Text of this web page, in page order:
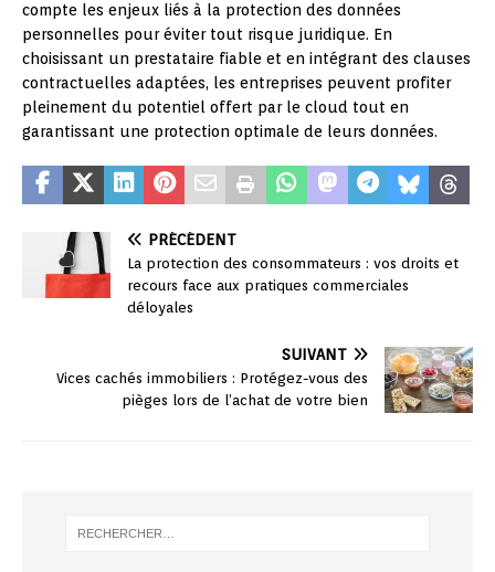
compte les enjeux liés à la protection des données
personnelles pour éviter tout risque juridique. En
choisissant un prestataire fiable et en intégrant des clauses
contractuelles adaptées, les entreprises peuvent profiter
pleinement du potentiel offert par le cloud tout en
garantissant une protection optimale de leurs données.
PRÉCÉDENT
La protection des consommateurs : vos droits et
recours face aux pratiques commerciales
déloyales
SUIVANT
Vices cachés immobiliers : Protégez-vous des
pièges lors de l’achat de votre bien